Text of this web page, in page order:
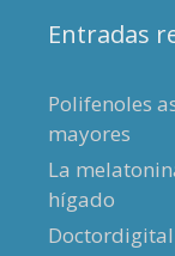
Entradas
Polifenoles
mayores
La
hígado